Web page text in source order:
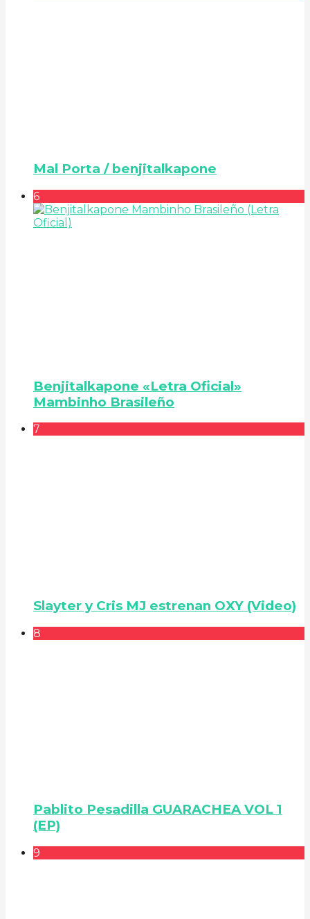
Mal Porta / benjitalkapone
6
Benjitalkapone «Letra Oficial»
Mambinho Brasileño
7
Slayter y Cris MJ estrenan OXY (Video)
8
Pablito Pesadilla GUARACHEA VOL 1
(EP)
9